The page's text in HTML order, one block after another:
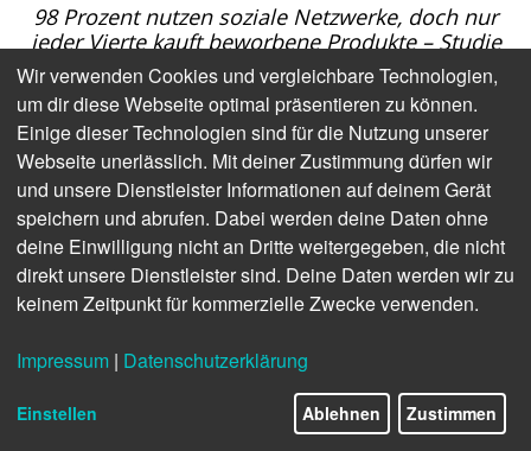
98 Prozent nutzen soziale Netzwerke, doch nur
jeder Vierte kauft beworbene Produkte – Studie
zeigt Herausforderungen für Werbetreibende
Soziale Medien sind allgegenwärtig, doch ihre
Wirkung als Verkaufskanal wird oft überschätzt. Das
zeigt dieaktuelle Untersuchung „Zwischen Like und
Wirkung“ von IFH Media Analytics und Media Central,
für die 1000 Verbraucher befragt wurden. Während
praktisch alle Deutschen (98 Prozent) Social Media
nutzen, führt dies längst nicht automatisch zu
Kaufentscheidungen.
Eskapismus statt Shopping: Was User
wirklich wollen
Die Deutschen nutzen soziale Netzwerke
Wir verwenden Cookies und vergleichbare Technologien,
um dir diese Webseite optimal präsentieren zu können.
Einige dieser Technologien sind für die Nutzung unserer
Webseite unerlässlich. Mit deiner Zustimmung dürfen wir
und unsere Dienstleister Informationen auf deinem Gerät
speichern und abrufen. Dabei werden deine Daten ohne
deine Einwilligung nicht an Dritte weitergegeben, die nicht
direkt unsere Dienstleister sind. Deine Daten werden wir zu
keinem Zeitpunkt für kommerzielle Zwecke verwenden.
Impressum | Datenschutzerklärung
Einstellen Ablehnen Zustimmen